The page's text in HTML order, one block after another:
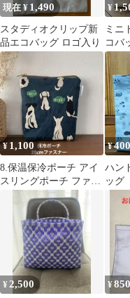
現在 ¥ 1,490
スタディオクリップ新
品エコバッグ ロゴ入り
¥
ミニ
コバ
ドメ
¥ 1,100
8.保温保冷ポーチ アイ
スリングポーチ ファス
ナー20cm handmade
¥400
ハン
ッ
猫
¥2,500 ¥850